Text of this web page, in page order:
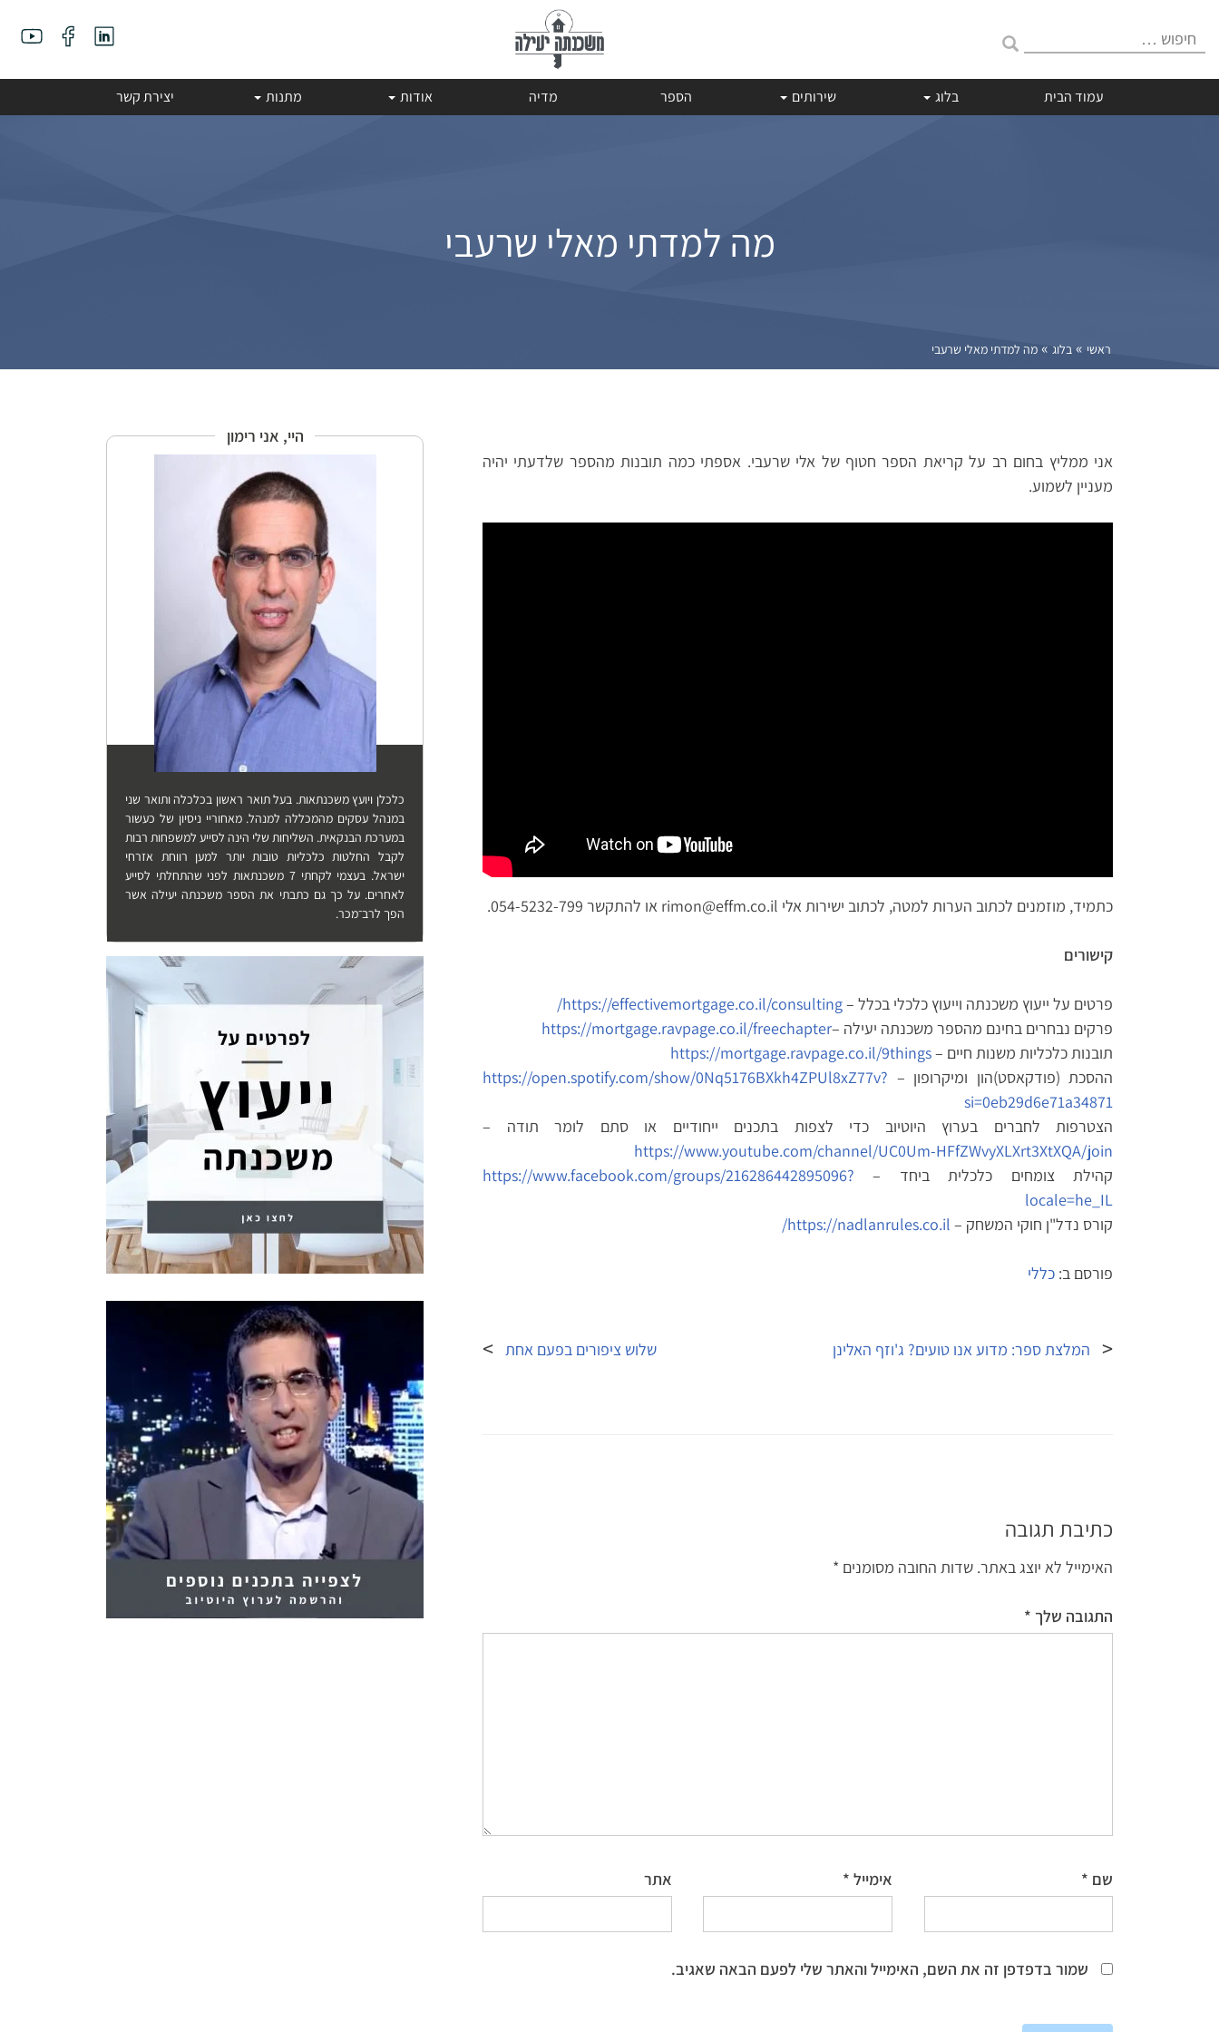
חיפוש:
עמוד הבית בלוג שירותים הספר מדיה אודות מתנות יצירת קשר
מה למדתי מאלי שרעבי
ראשי »בלוג »מה למדתי מאלי שרעבי
אני ממליץ בחום רב על קריאת הספר חטוף של אלי שרעבי. אספתי כמה תובנות מהספר שלדעתי יהיה
מעניין לשמוע.
כתמיד, מוזמנים לכתוב הערות למטה, לכתוב ישירות אלי rimon@effm.co.il או להתקשר 054-5232-799.
קישורים
פרטים על ייעוץ משכנתה וייעוץ כלכלי בכלל –https://effectivemortgage.co.il/consulting/
פרקים נבחרים בחינם מהספר משכנתה יעילה –https://mortgage.ravpage.co.il/freechapter
תובנות כלכליות משנות חיים –https://mortgage.ravpage.co.il/9things
ההסכת (פודקאסט)הון ומיקרופון – https://open.spotify.com/show/0Nq5176BXkh4ZPUl8xZ77v?
si=0eb29d6e71a34871
הצטרפות לחברים בערוץ היוטיוב כדי לצפות בתכנים ייחודיים או סתם לומר תודה –
https://www.youtube.com/channel/UC0Um-HFfZWvyXLXrt3XtXQA/join
קהילת צומחים כלכלית ביחד – https://www.facebook.com/groups/216286442895096?
locale=he_IL
קורס נדל"ן חוקי המשחק –
פורסם ב: כללי
המלצת ספר: מדוע אנו טועים? ג'וזף האלינן שלוש ציפורים בפעם אחת
כתיבת תגובה
האימייל לא יוצג באתר. שדות החובה מסומנים *
התגובה שלך *
שם * אימייל * אתר
שמור בדפדפן זה את השם, האימייל והאתר שלי לפעם הבאה שאגיב.
היי, אני רימון
כלכלן ויועץ משכנתאות. בעל תואר ראשון בכלכלה ותואר שני
במנהל עסקים מהמכללה למנהל. מאחוריי ניסיון של כעשור
במערכת הבנקאית. השליחות שלי הינה לסייע למשפחות רבות
לקבל החלטות כלכליות טובות יותר למען רווחת אזרחי
ישראל. בעצמי לקחתי 7 משכנתאות לפני שהתחלתי לסייע
לאחרים. על כך גם כתבתי את הספר משכנתה יעילה אשר
הפך לרב־מכר.